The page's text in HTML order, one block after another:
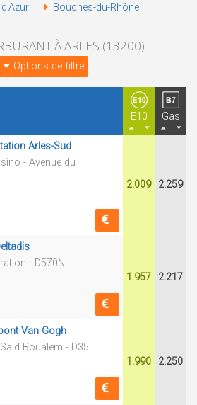
Bouches-du-Rhône
À ARLES (13200)
Options de filtre
E10 Gas
Arles-Sud
- Avenue du
2.009 2.259
- D570N
1.957 2.217
Van Gogh
Boualem - D35
1.990 2.250